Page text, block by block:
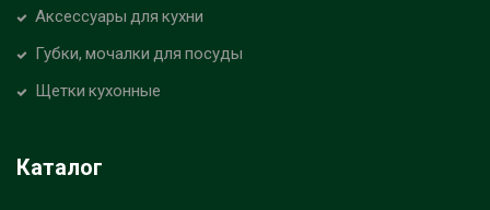
Аксессуары для кухни
Губки, мочалки для посуды
Щетки кухонные
Каталог